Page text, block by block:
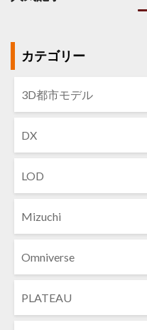
カテゴリー
3D都市モデル
DX
LOD
Mizuchi
Omniverse
PLATEAU